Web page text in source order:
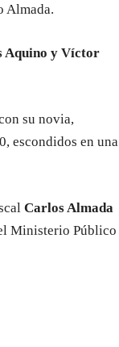
Almada.
Aquino y Víctor
su novia,
escondidos en una
Carlos Almada
Ministerio Público